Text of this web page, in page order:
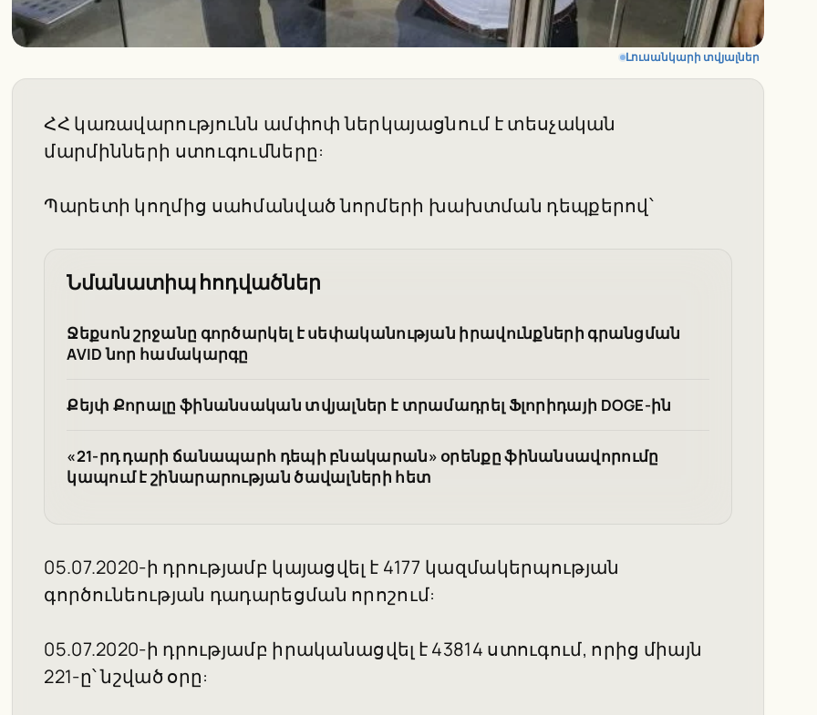
Լուսանկարի տվյալներ
ՀՀ կառավարությունն ամփոփ ներկայացնում է տեսչական
մարմինների ստուգումները:
Պարետի կողմից սահմանված նորմերի խախտման դեպքերով՝
Նմանատիպ հոդվածներ
Ջեքսոն շրջանը գործարկել է սեփականության իրավունքների գրանցման
AVID նոր համակարգը
Քեյփ Քորալը ֆինանսական տվյալներ է տրամադրել Ֆլորիդայի DOGE-ին
«21-րդ դարի ճանապարհ դեպի բնակարան» օրենքը ֆինանսավորումը
կապում է շինարարության ծավալների հետ
05.07.2020-ի դրությամբ կայացվել է 4177 կազմակերպության
գործունեության դադարեցման որոշում:
05.07.2020-ի դրությամբ իրականացվել է 43814 ստուգում, որից միայն
221-ը՝ նշված օրը: